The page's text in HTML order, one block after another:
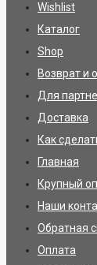
Wishlist
Каталог
Shop
Возврат и
Для
Доставка
Как
Главная
Крупный
Наши
Обратная
Оплата